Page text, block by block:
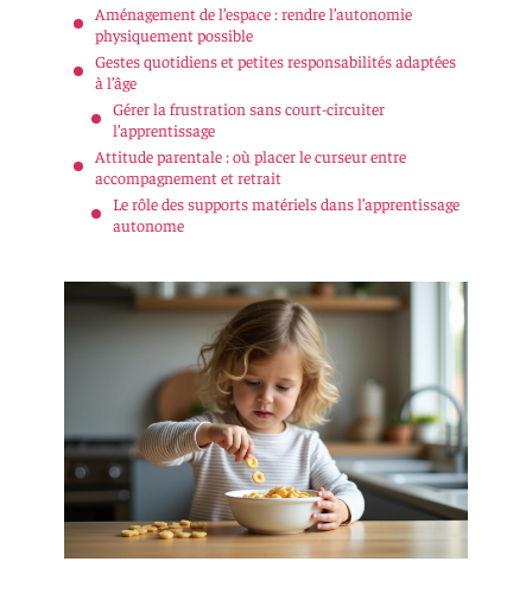
Aménagement de l’espace : rendre l’autonomie
physiquement possible
Gestes quotidiens et petites responsabilités adaptées
à l’âge
Gérer la frustration sans court-circuiter
l’apprentissage
Attitude parentale : où placer le curseur entre
accompagnement et retrait
Le rôle des supports matériels dans l’apprentissage
autonome